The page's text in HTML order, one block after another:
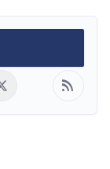
rss_feed